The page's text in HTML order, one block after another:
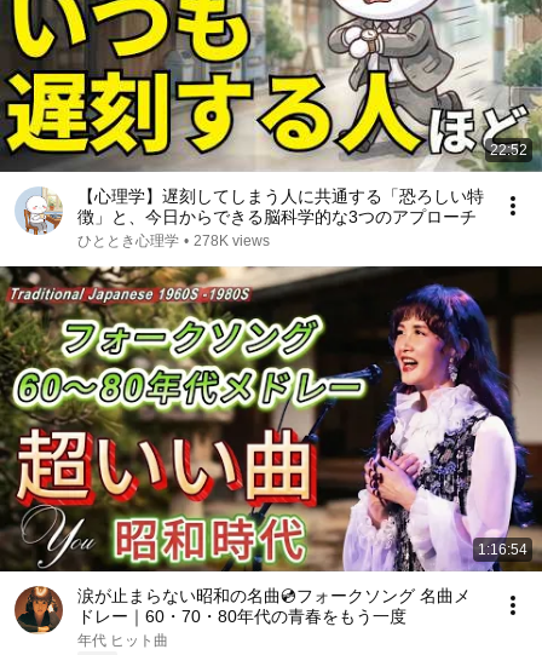
22:52
【心理学】遅刻してしまう人に共通する「恐ろしい特
徴」と、今日からできる脳科学的な3つのアプローチ
ひととき心理学 • 278K views
1:16:54
涙が止まらない昭和の名曲💿フォークソング 名曲メ
ドレー｜60・70・80年代の青春をもう一度
年代 ヒット曲